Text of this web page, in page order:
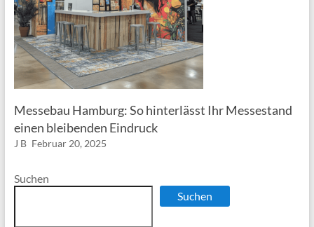
Messebau Hamburg: So hinterlässt Ihr Messestand
einen bleibenden Eindruck
J B Februar 20, 2025
Suchen
Suchen